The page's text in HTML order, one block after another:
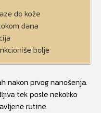
do kože
dana
bolje
nakon prvog nanošenja.
tek posle nekoliko
rutine.